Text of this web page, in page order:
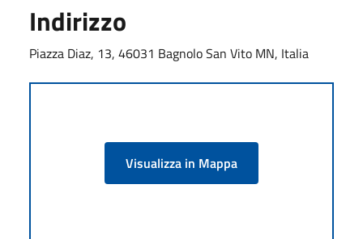
Indirizzo
Piazza Diaz, 13, 46031 Bagnolo San Vito MN, Italia
Visualizza in Mappa